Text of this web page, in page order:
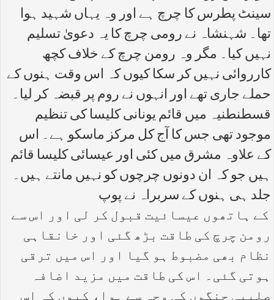
سینٹ پطرس کا چرچ ہے اور وہ یہاں شہید ہوا
تھا۔ شہنشاہ نے رومی چرچ کا یہ دعویٰ تسلیم
نہیں کیا۔ مگر وہ رومن چرچ کے خلاف کچھ
کارروائی نہیں کر سکا کیوں کہ اس وقت ہنوں کے
حملے جاری تھے اور انہوں نے روم پر قبضہ کر لیا۔
قسطنطنیہ میں قائم یونانی کلیسا کی تنظیم
موجود تھی جس کا آج کل مرکز ماسکو ہے۔ اس
کے علاوہ مشرق میں کئی اور عیسائی کلیسا قائم
ہیں جو کہ ان دونوں چرچوں کو نہیں مانتے ہیں۔
جلد ہی ہنوں کے سربراہ نے پوپ
کے ہاتھوں عیسائیت قبول کر لی اور اس سے
رومن چرچ کی طاقت بڑھ گئی اور خانقاہی
نظام بھی مضبوط ہو گیا اور اس میں ترقی
ہوتی گئی۔ اس کی طاقت میں مزید اضافہ